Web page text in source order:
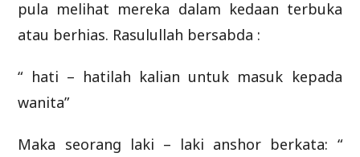
pula melihat mereka dalam kedaan terbuka
atau berhias. Rasulullah bersabda :
“ hati – hatilah kalian untuk masuk kepada
wanita”
Maka seorang laki – laki anshor berkata: “